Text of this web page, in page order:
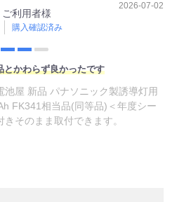
ご利用者様
購入確認済み
2026-07-02
とかわらず良かったです
池屋 新品 パナソニック製誘導灯用
FK341相当品(同等品)＜年度シー
そのまま取付できます。